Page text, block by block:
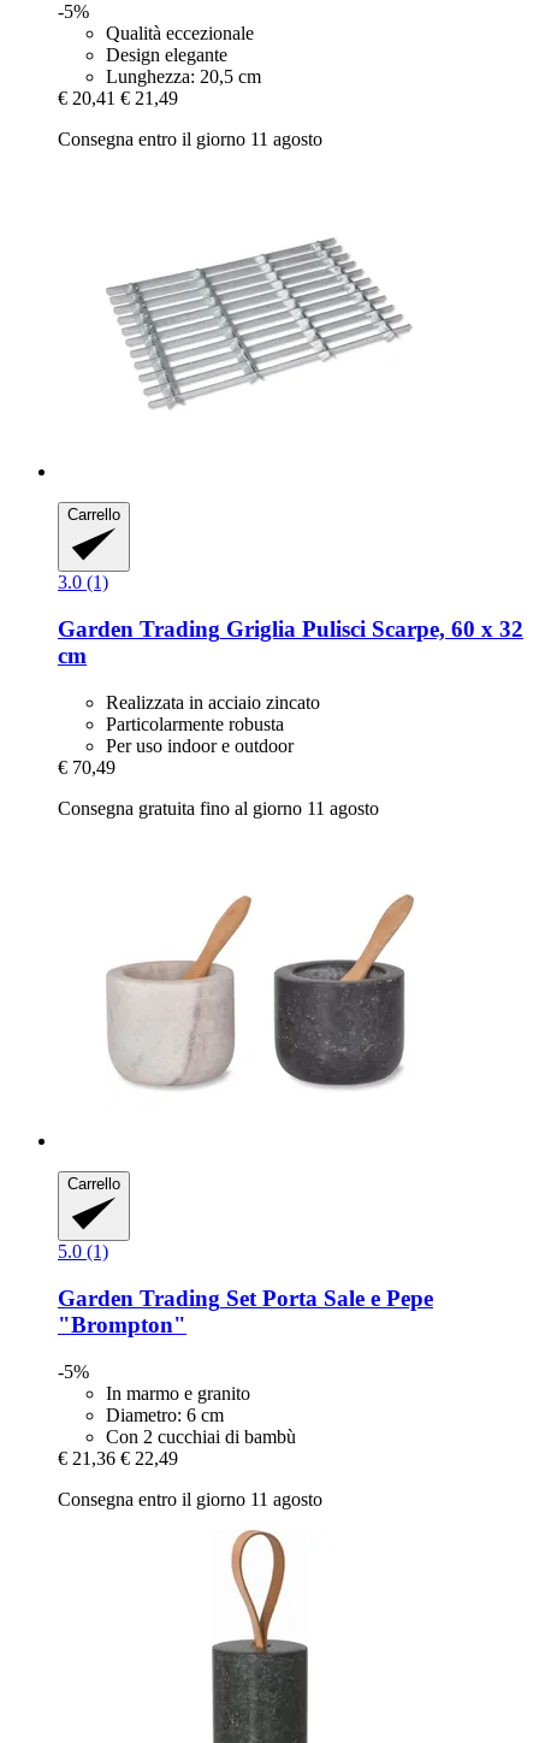
-5%
Qualità eccezionale
Design elegante
Lunghezza: 20,5 cm
€ 20,41 € 21,49
Consegna entro il giorno 11 agosto
Carrello
3.0 (1)
Garden Trading Griglia Pulisci Scarpe, 60 x 32
cm
Realizzata in acciaio zincato
Particolarmente robusta
Per uso indoor e outdoor
€ 70,49
Consegna gratuita fino al giorno 11 agosto
Carrello
5.0 (1)
Garden Trading Set Porta Sale e Pepe
"Brompton"
-5%
In marmo e granito
Diametro: 6 cm
Con 2 cucchiai di bambù
€ 21,36 € 22,49
Consegna entro il giorno 11 agosto